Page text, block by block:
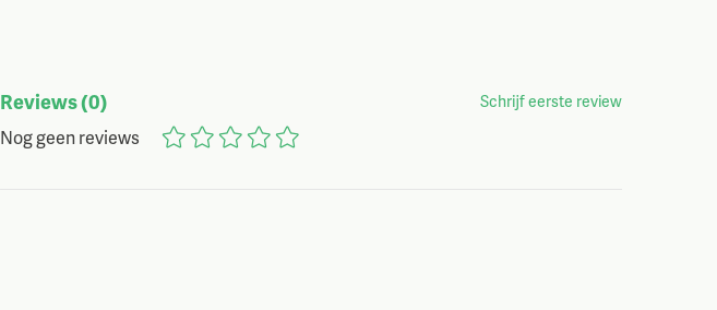
Reviews(0) Schrijf eerste review
Nog geen reviews